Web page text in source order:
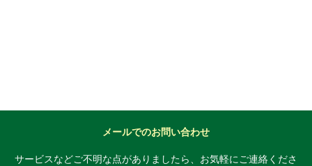
メールでのお問い合わせ
サービスなどご不明な点がありましたら、 お気軽にご連絡くださ